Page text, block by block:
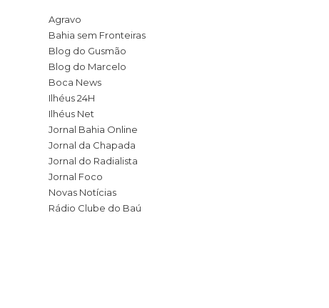
Agravo
Bahia sem Fronteiras
Blog do Gusmão
Blog do Marcelo
Boca News
Ilhéus 24H
Ilhéus Net
Jornal Bahia Online
Jornal da Chapada
Jornal do Radialista
Jornal Foco
Novas Notícias
Rádio Clube do Baú